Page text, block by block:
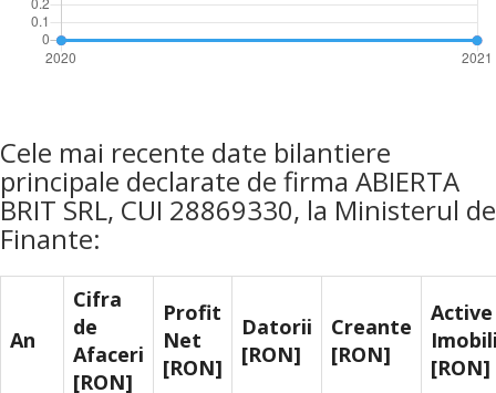
Cele mai recente date bilantiere
principale declarate de firma ABIERTA
BRIT SRL, CUI 28869330, la Ministerul de
Finante:
An
Cifra
de
Afaceri
[RON]
Profit
Net
[RON]
Datorii
[RON]
Creante
[RON]
Active
[RON]